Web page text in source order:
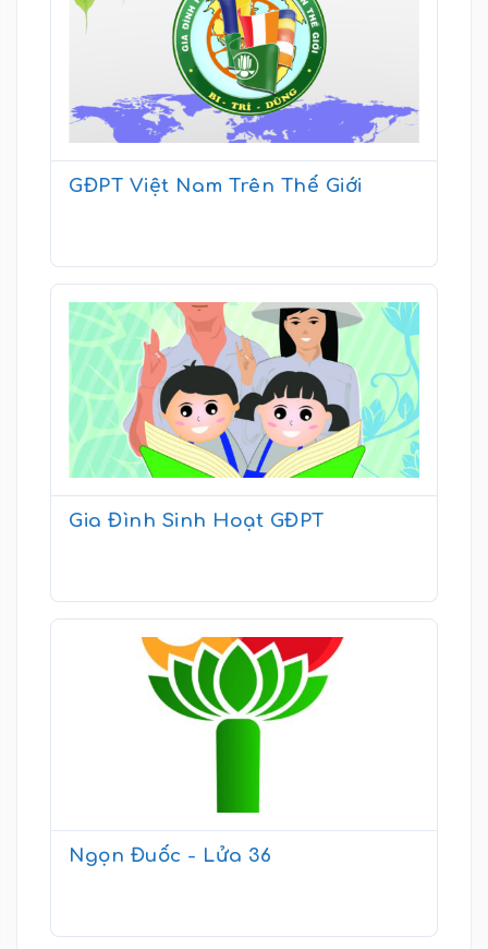
GĐPT Việt Nam Trên Thế Giới
Gia Đình Sinh Hoạt GĐPT
Ngọn Đuốc - Lửa 36